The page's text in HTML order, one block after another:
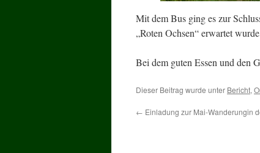
Mit dem Bus ging es zur
„Roten Ochsen“ erwartet
Bei dem guten Essen und den
Dieser Beitrag wurde unter Bericht,
← Einladung zur Mai-Wanderungin